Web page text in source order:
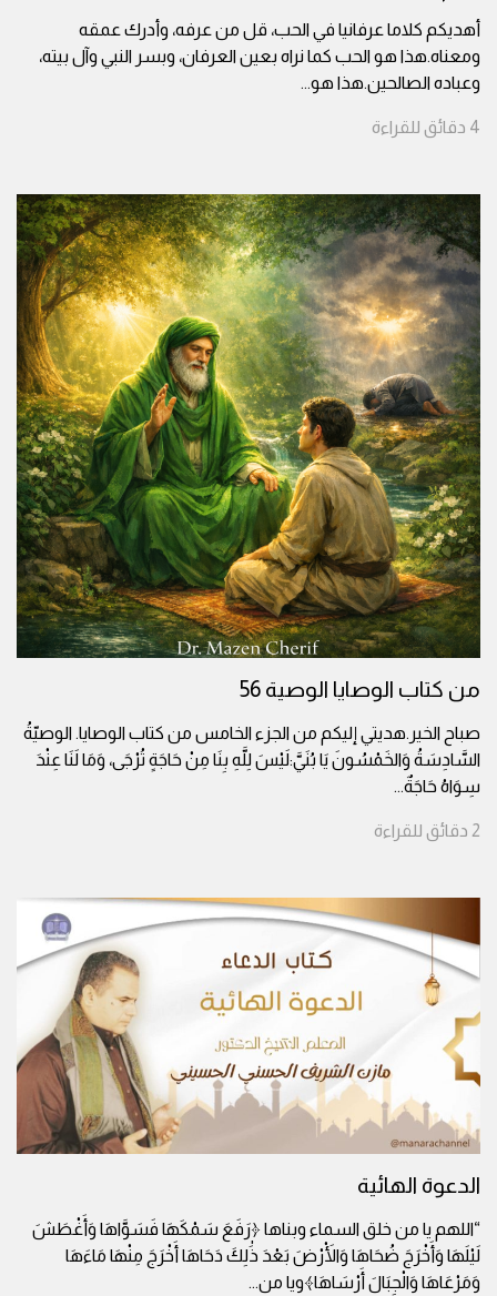
أهديكم كلاما عرفانيا في الحب، قل من عرفه، وأدرك عمقه
ومعناه.هذا هو الحب كما نراه بعين العرفان، وبسر النبي وآل بيته،
وعباده الصالحين.هذا هو...
4 دقائق للقراءة
من كتاب الوصايا الوصية 56
صباح الخير.هديتي إليكم من الجزء الخامس من كتاب الوصايا. الوصيّةُ
السَّادِسَةُ وَالخَمْسُونَ يَا بُنَيَّ:لَيْسَ لِلَّهِ بِنَا مِنْ حَاجَةٍ تُرْجَى، وَمَا لَنَا عِنْدَ
سِوَاهُ حَاجَةٌ...
2 دقائق للقراءة
الدعوة الهائية
“اللهم يا من خلق السماء وبناها ﴿رَفَعَ سَمْكَهَا فَسَوَّاهَا وَأَغْطَشَ
لَيْلَهَا وَأَخْرَجَ ضُحَاهَا وَالْأَرْضَ بَعْدَ ذَٰلِكَ دَحَاهَا أَخْرَجَ مِنْهَا مَاءَهَا
وَمَرْعَاهَا وَالْجِبَالَ أَرْسَاهَا﴾ويا من...